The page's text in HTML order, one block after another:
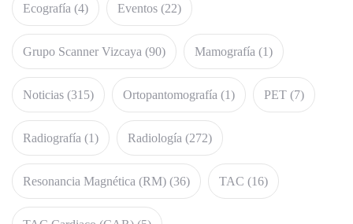
Ecografía (4) Eventos (22)
Grupo Scanner Vizcaya (90) Mamografía (1)
Noticias (315) Ortopantomografía (1) PET (7)
Radiografía (1) Radiología (272)
Resonancia Magnética (RM) (36) TAC (16)